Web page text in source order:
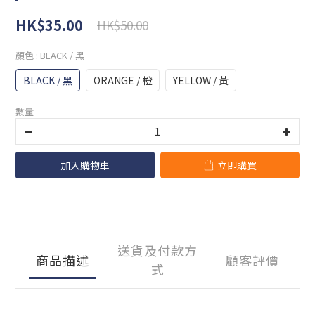
HK$35.00 HK$50.00
顏色 : BLACK / 黑
BLACK / 黑 ORANGE / 橙 YELLOW / 黃
數量
加入購物車 立即購買
商品描述
送貨及付款方
式
顧客評價